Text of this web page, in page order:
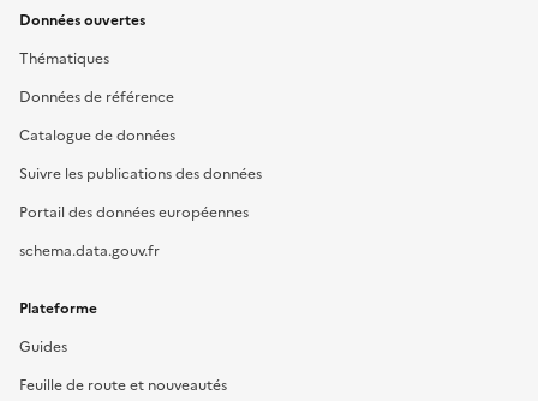
Données ouvertes
Thématiques
Données de référence
Catalogue de données
Suivre les publications des données
Portail des données européennes
schema.data.gouv.fr
Plateforme
Guides
Feuille de route et nouveautés